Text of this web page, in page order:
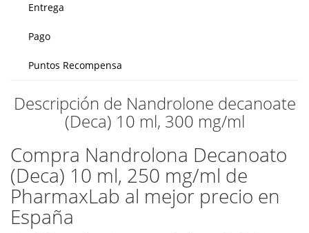
Entrega
Pago
Puntos Recompensa
Descripción de Nandrolone decanoate
(Deca) 10 ml, 300 mg/ml
Compra Nandrolona Decanoato
(Deca) 10 ml, 250 mg/ml de
PharmaxLab al mejor precio en
España